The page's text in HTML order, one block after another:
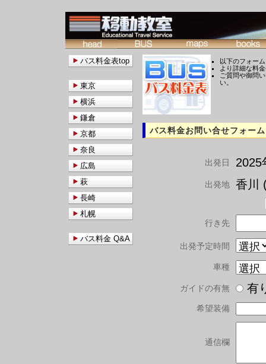
以下のフォー
より詳細な料
ご質問や御問
い。
バス料金お問い合せフォーム
出発日 2025
出発地 香川
行き先
出発予定時間
車種
ガイドの有無
希望装備
通信欄
バス料金表top
東京
横浜
鎌倉
京都
奈良
広島
萩
長崎
札幌
バス料金 Q&A